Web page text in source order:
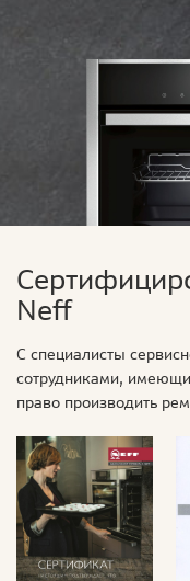
Neff
С специалисты
сотрудниками,
право производить